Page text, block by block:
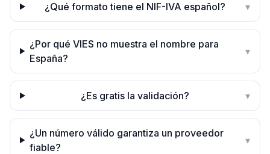
¿Qué formato tiene el NIF-IVA español? ▾
¿Por qué VIES no muestra el nombre para
España?
▾
¿Es gratis la validación? ▾
¿Un número válido garantiza un proveedor
fiable?
▾